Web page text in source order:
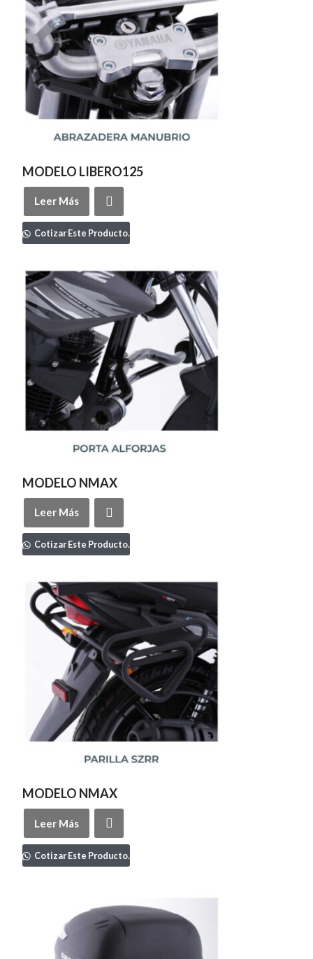
MODELO LIBERO125
Leer Más
Cotizar Este Producto.
MODELO NMAX
Leer Más
Cotizar Este Producto.
MODELO NMAX
Leer Más
Cotizar Este Producto.